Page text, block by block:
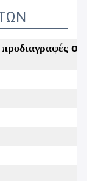
προδιαγραφές